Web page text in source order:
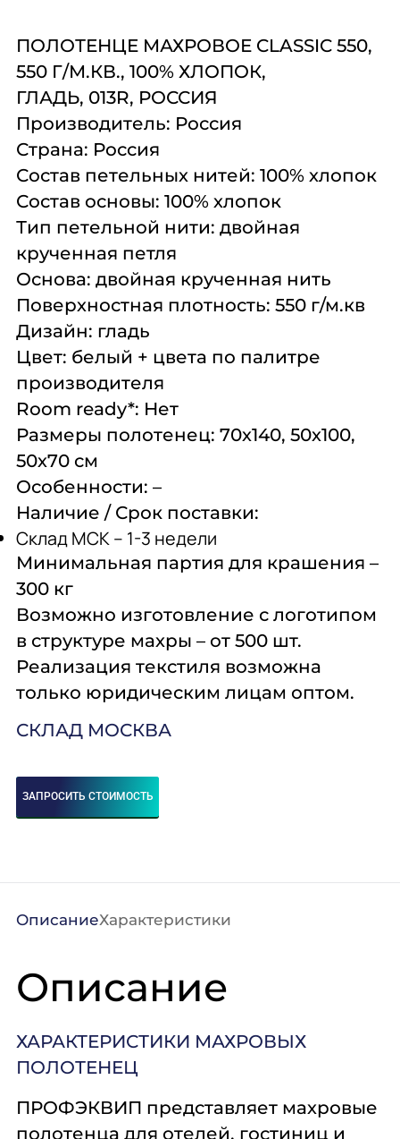
оснащение
Подробнее
аксессуаров и
запасных частей
Подробнее
профессиональной
кухни
Подробнее
ПОЛОТЕНЦЕ МАХРОВОЕ CLASSIC 550,
550 Г/М.КВ., 100% ХЛОПОК,
ГЛАДЬ, 013R, РОССИЯ
Производитель: Россия
Страна: Россия
Состав петельных нитей:100% хлопок
Состав основы:100% хлопок
Тип петельной нити: двойная
крученная петля
Основа: двойная крученная нить
Поверхностная плотность: 550 г/м.кв
Дизайн: гладь
Цвет: белый + цвета по палитре
производителя
Room ready*: Нет
Размеры полотенец: 70х140, 50х100,
50х70 см
Особенности: –
Наличие / Срок поставки:
Склад МСК – 1-3 недели
Минимальная партия для крашения –
300 кг
Возможно изготовление с логотипом
в структуре махры – от 500 шт.
Реализация текстиля возможна
только юридическим лицам оптом.
СКЛАД МОСКВА
ЗАПРОСИТЬ СТОИМОСТЬ
ОписаниеХарактеристики
Описание
ХАРАКТЕРИСТИКИ МАХРОВЫХ
ПОЛОТЕНЕЦ
ПРОФЭКВИП представляет махровые
полотенца для отелей, гостиниц и